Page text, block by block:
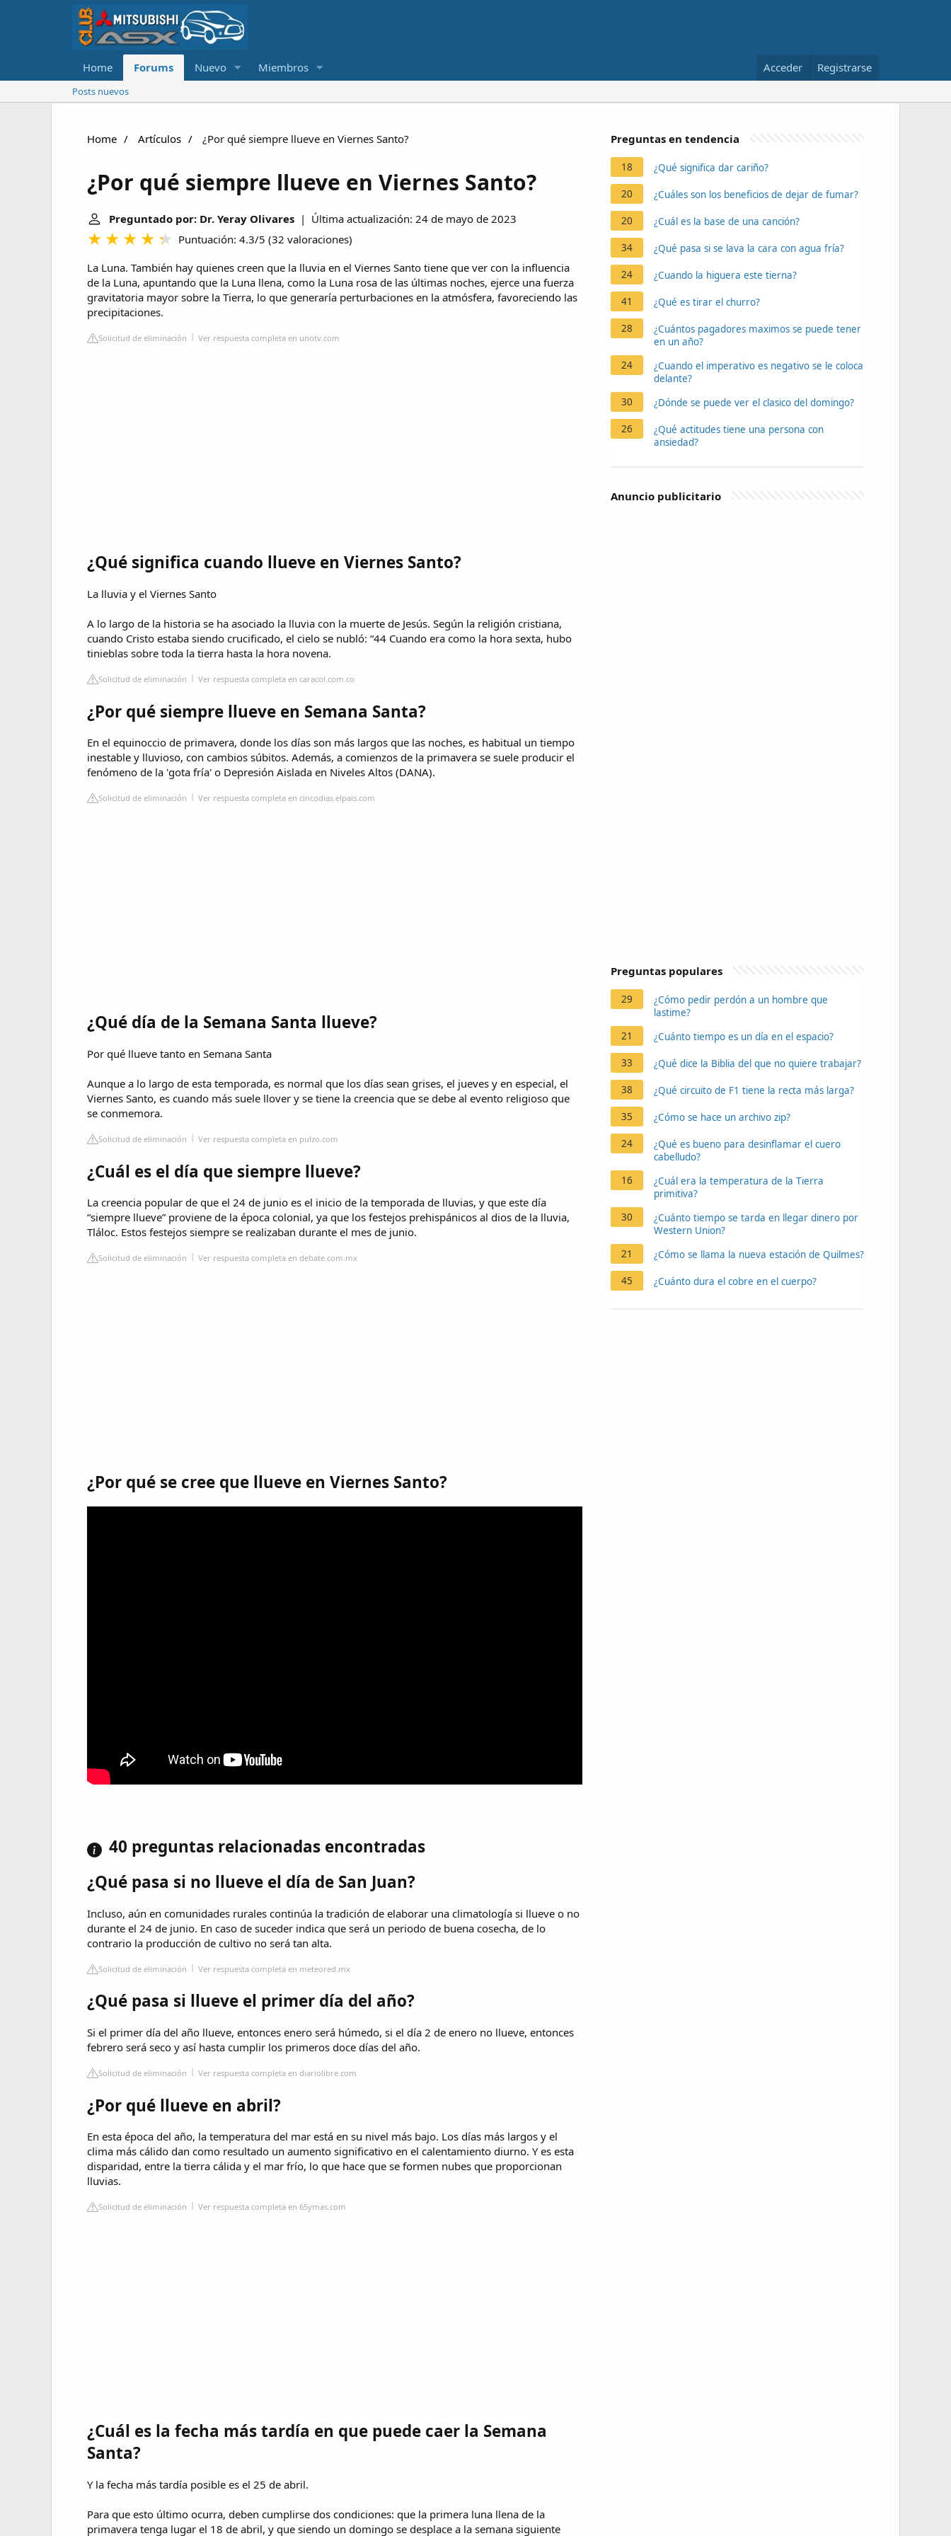
Home Forums Nuevo Miembros Acceder Registrarse
Posts nuevos
Home Artículos ¿Por qué siempre llueve en Viernes Santo?
¿Por qué siempre llueve en Viernes Santo?
Preguntado por: Dr. Yeray Olivares | Última actualización: 24 de mayo de 2023
Puntuación: 4.3/5 (32 valoraciones)
La Luna. También hay quienes creen que la lluvia en el Viernes Santo tiene que ver con la influencia
de la Luna, apuntando que la Luna llena, como la Luna rosa de las últimas noches, ejerce una fuerza
gravitatoria mayor sobre la Tierra, lo que generaría perturbaciones en la atmósfera, favoreciendo las
precipitaciones.
Solicitud de eliminación Ver respuesta completa en unotv.com
¿Qué significa cuando llueve en Viernes Santo?
La lluvia y el Viernes Santo
A lo largo de la historia se ha asociado la lluvia con la muerte de Jesús. Según la religión cristiana,
cuando Cristo estaba siendo crucificado, el cielo se nubló: “44 Cuando era como la hora sexta, hubo
tinieblas sobre toda la tierra hasta la hora novena.
Solicitud de eliminación Ver respuesta completa en caracol.com.co
¿Por qué siempre llueve en Semana Santa?
En el equinoccio de primavera, donde los días son más largos que las noches, es habitual un tiempo
inestable y lluvioso, con cambios súbitos. Además, a comienzos de la primavera se suele producir el
fenómeno de la 'gota fría' o Depresión Aislada en Niveles Altos (DANA).
Solicitud de eliminación Ver respuesta completa en cincodias.elpais.com
¿Qué día de la Semana Santa llueve?
Por qué llueve tanto en Semana Santa
Aunque a lo largo de esta temporada, es normal que los días sean grises, el jueves y en especial, el
Viernes Santo, es cuando más suele llover y se tiene la creencia que se debe al evento religioso que
se conmemora.
Solicitud de eliminación Ver respuesta completa en pulzo.com
¿Cuál es el día que siempre llueve?
La creencia popular de que el 24 de junio es el inicio de la temporada de lluvias, y que este día
“siempre llueve” proviene de la época colonial, ya que los festejos prehispánicos al dios de la lluvia,
Tláloc. Estos festejos siempre se realizaban durante el mes de junio.
Solicitud de eliminación Ver respuesta completa en debate.com.mx
¿Por qué se cree que llueve en Viernes Santo?
40 preguntas relacionadas encontradas
¿Qué pasa si no llueve el día de San Juan?
Incluso, aún en comunidades rurales continúa la tradición de elaborar una climatología si llueve o no
durante el 24 de junio. En caso de suceder indica que será un periodo de buena cosecha, de lo
contrario la producción de cultivo no será tan alta.
Solicitud de eliminación Ver respuesta completa en meteored.mx
¿Qué pasa si llueve el primer día del año?
Si el primer día del año llueve, entonces enero será húmedo, si el día 2 de enero no llueve, entonces
febrero será seco y así hasta cumplir los primeros doce días del año.
Solicitud de eliminación Ver respuesta completa en diariolibre.com
¿Por qué llueve en abril?
En esta época del año, la temperatura del mar está en su nivel más bajo. Los días más largos y el
clima más cálido dan como resultado un aumento significativo en el calentamiento diurno. Y es esta
disparidad, entre la tierra cálida y el mar frío, lo que hace que se formen nubes que proporcionan
lluvias.
Solicitud de eliminación Ver respuesta completa en 65ymas.com
¿Cuál es la fecha más tardía en que puede caer la Semana
Santa?
Y la fecha más tardía posible es el 25 de abril.
Para que esto último ocurra, deben cumplirse dos condiciones: que la primera luna llena de la
primavera tenga lugar el 18 de abril, y que siendo un domingo se desplace a la semana siguiente
Preguntas en tendencia
18 ¿Qué significa dar cariño?
20 ¿Cuáles son los beneficios de dejar de fumar?
20 ¿Cuál es la base de una canción?
34 ¿Qué pasa si se lava la cara con agua fría?
24 ¿Cuando la higuera este tierna?
41 ¿Qué es tirar el churro?
28
¿Cuántos pagadores maximos se puede tener
en un año?
24
¿Cuando el imperativo es negativo se le coloca
delante?
30
¿Dónde se puede ver el clasico del domingo?
26
¿Qué actitudes tiene una persona con
ansiedad?
Anuncio publicitario
Preguntas populares
29
¿Cómo pedir perdón a un hombre que
lastime?
21
¿Cuánto tiempo es un día en el espacio?
33 ¿Qué dice la Biblia del que no quiere trabajar?
38 ¿Qué circuito de F1 tiene la recta más larga?
35 ¿Cómo se hace un archivo zip?
24
¿Qué es bueno para desinflamar el cuero
cabelludo?
16
¿Cuál era la temperatura de la Tierra
primitiva?
30
¿Cuánto tiempo se tarda en llegar dinero por
Western Union?
21
¿Cómo se llama la nueva estación de Quilmes?
45 ¿Cuánto dura el cobre en el cuerpo?